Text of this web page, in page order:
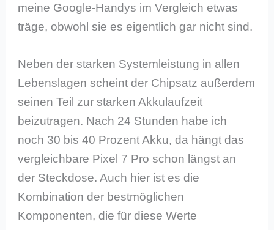
meine Google-Handys im Vergleich etwas
träge, obwohl sie es eigentlich gar nicht sind.
Neben der starken Systemleistung in allen
Lebenslagen scheint der Chipsatz außerdem
seinen Teil zur starken Akkulaufzeit
beizutragen. Nach 24 Stunden habe ich
noch 30 bis 40 Prozent Akku, da hängt das
vergleichbare Pixel 7 Pro schon längst an
der Steckdose. Auch hier ist es die
Kombination der bestmöglichen
Komponenten, die für diese Werte